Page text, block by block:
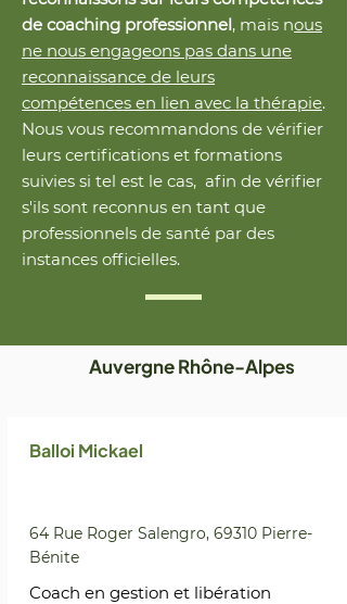
de coaching professionnel, mais nous
ne nous engageons pas dans une
reconnaissance de leurs
compétences en lien avec la thérapie.
Nous vous recommandons de vérifier
leurs certifications et formations
suivies si tel est le cas, afin de vérifier
s'ils sont reconnus en tant que
professionnels de santé par des
instances officielles.
Auvergne Rhône-Alpes
Balloi Mickael
64 Rue Roger Salengro, 69310 Pierre-
Bénite
Coach en gestion et libération